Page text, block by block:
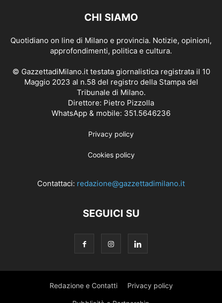
CHI SIAMO
Quotidiano on line di Milano e provincia. Notizie, opinioni,
approfondimenti, politica e cultura.
© GazzettadiMilano.it testata giornalistica registrata il 10
Maggio 2023 al n.58 del registro della Stampa del
Tribunale di Milano.
Direttore: Pietro Pizzolla
WhatsApp & mobile: 351.5646236
Privacy policy
Cookies policy
Contattaci: redazione@gazzettadimilano.it
SEGUICI SU
Redazione e Contatti Privacy policy